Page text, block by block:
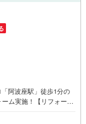
阿波座駅」徒歩1分の
ム実施！【リフォーム
・給湯器交換・二重サ